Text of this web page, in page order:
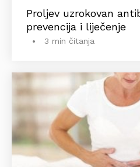
Proljev uzrokovan
prevencija i liječenje
3 min čitanja